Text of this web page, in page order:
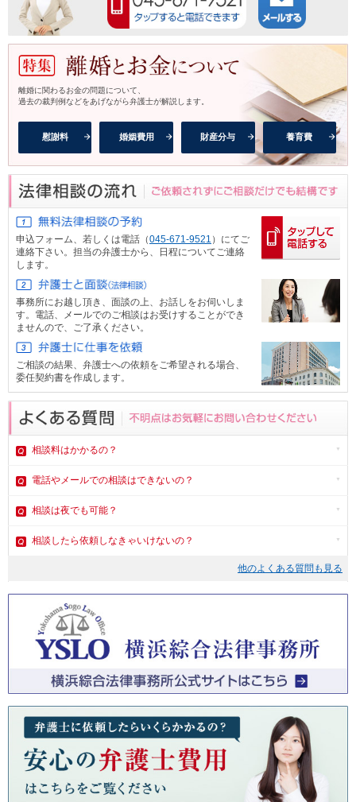
離婚に関わるお金の問題について、
過去の裁判例などをあげながら弁護士が解説します。
慰謝料 婚姻費用 財産分与 養育費
申込フォーム、 若しくは電話（045-671-9521 ）にてご
連絡下さい。担当の弁護士から、日程についてご連絡
します。
事務所にお越し頂き、面談の上、お話しをお伺いしま
す。電話、メールでのご相談はお受けすることができ
ませんので、ご了承ください。
ご相談の結果、弁護士への依頼をご希望される場合、
委任契約書を作成します。
相談料はかかるの？
電話やメールでの相談はできないの？
相談は夜でも可能？
相談したら依頼しなきゃいけないの？
他のよくある質問も見る